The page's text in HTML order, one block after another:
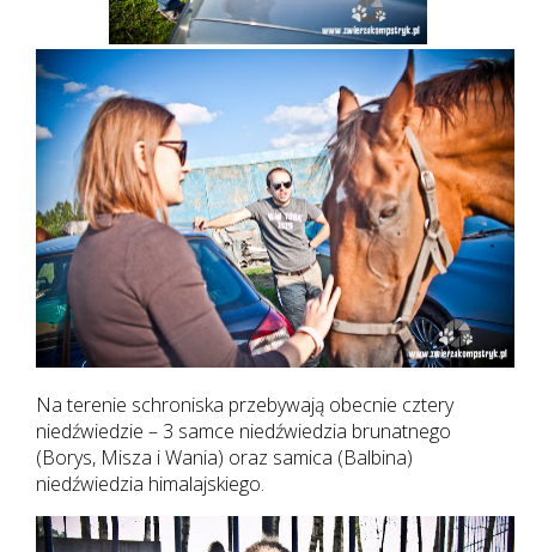
Na terenie schroniska przebywają obecnie cztery
niedźwiedzie – 3 samce niedźwiedzia brunatnego
(Borys, Misza i Wania) oraz samica (Balbina)
niedźwiedzia himalajskiego.